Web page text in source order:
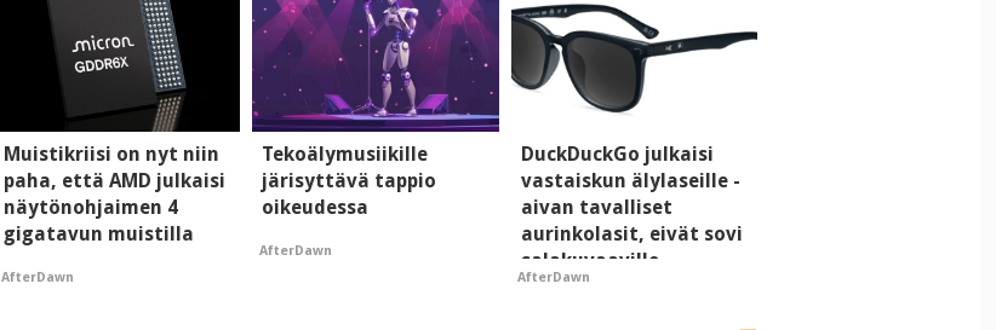
Muistikriisi on nyt niin
paha, että AMD julkaisi
näytönohjaimen 4
gigatavun muistilla
AfterDawn
Tekoälymusiikille
järisyttävä tappio
oikeudessa
AfterDawn
DuckDuckGo julkaisi
vastaiskun älylaseille -
aivan tavalliset
aurinkolasit, eivät sovi
salakuvaaville
hyypiöille
AfterDawn